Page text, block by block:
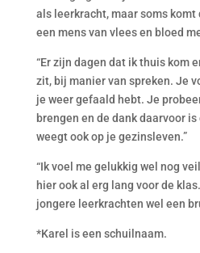
als leerkracht, maar soms
een mens van vlees en bloed
“Er zijn dagen dat ik thuis kom
zit, bij manier van spreken. Je
je weer gefaald hebt. Je
brengen en de dank daarvoor
weegt ook op je gezinsleven.”
“Ik voel me gelukkig wel nog
hier ook al erg lang voor de
jongere leerkrachten wel een
*Karel is een schuilnaam.